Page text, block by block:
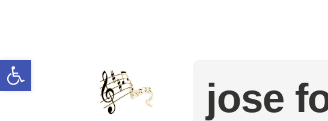
Abrir a barra de ferramentas
jose